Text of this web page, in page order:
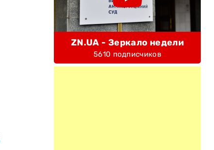
ZN.UA - Зеркало недели
5610 подписчиков